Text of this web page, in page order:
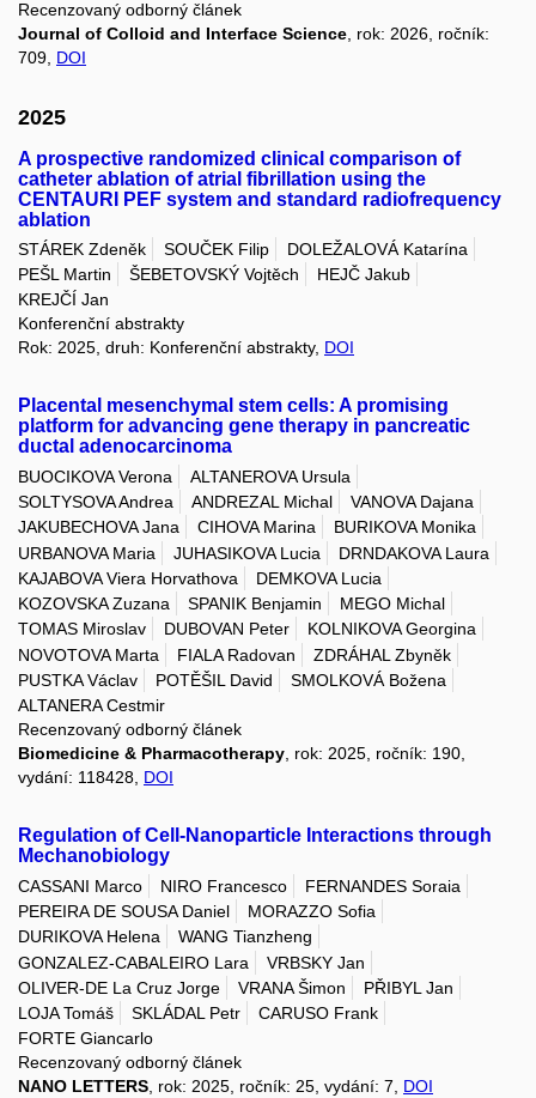
Recenzovaný odborný článek
Journal of Colloid and Interface Science , rok: 2026, ročník:
709, DOI
2025
A prospective randomized clinical comparison of
catheter ablation of atrial fibrillation using the
CENTAURI PEF system and standard radiofrequency
ablation
STÁREK Zdeněk SOUČEK Filip
DOLEŽALOVÁ Katarína
PEŠL Martin
ŠEBETOVSKÝ Vojtěch
HEJČ Jakub
KREJČÍ Jan
Konferenční abstrakty
Rok: 2025, druh: Konferenční abstrakty, DOI
Placental mesenchymal stem cells: A promising
platform for advancing gene therapy in pancreatic
ductal adenocarcinoma
BUOCIKOVA Verona
ALTANEROVA Ursula
SOLTYSOVA Andrea
ANDREZAL Michal
VANOVA Dajana
JAKUBECHOVA Jana
CIHOVA Marina
BURIKOVA Monika
URBANOVA Maria
JUHASIKOVA Lucia
DRNDAKOVA Laura
KAJABOVA Viera Horvathova
DEMKOVA Lucia
KOZOVSKA Zuzana
SPANIK Benjamin
MEGO Michal
TOMAS Miroslav
DUBOVAN Peter
KOLNIKOVA Georgina
NOVOTOVA Marta
FIALA Radovan
ZDRÁHAL Zbyněk
PUSTKA Václav
POTĚŠIL David
SMOLKOVÁ Božena
ALTANERA Cestmir
Recenzovaný odborný článek
Biomedicine & Pharmacotherapy, rok: 2025, ročník: 190,
vydání: 118428, DOI
Regulation of Cell-Nanoparticle Interactions through
Mechanobiology
CASSANI Marco NIRO Francesco
FERNANDES Soraia
PEREIRA DE SOUSA Daniel
MORAZZO Sofia
DURIKOVA Helena
WANG Tianzheng
GONZALEZ-CABALEIRO Lara
VRBSKY Jan
OLIVER-DE La Cruz Jorge
VRANA Šimon
PŘIBYL Jan
LOJA Tomáš
SKLÁDAL Petr
CARUSO Frank
FORTE Giancarlo
Recenzovaný odborný článek
NANO LETTERS, rok: 2025, ročník: 25, vydání: 7, DOI